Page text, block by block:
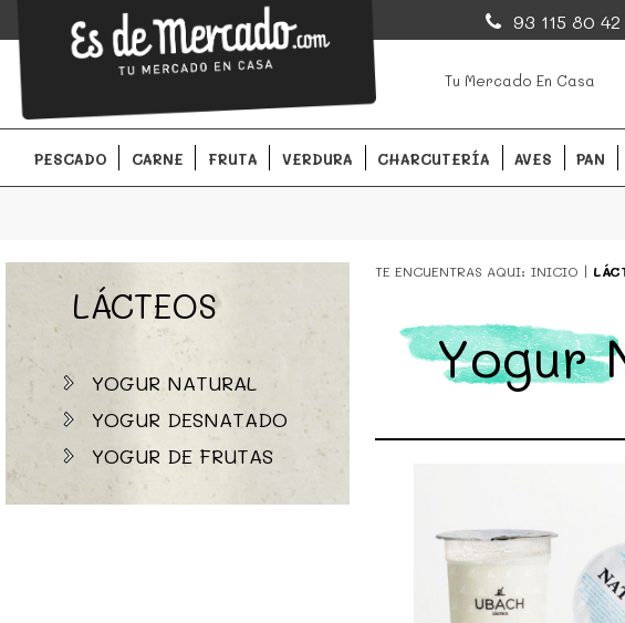
EsDeMercado.com
EsDeMercado.comte lleva a casa los mejores productos de los mejores
Barcelona y de productores locales.
93 115 80 42
Tu Mercado En Casa
PESCADO CARNE FRUTA VERDURA CHARCUTERÍA AVES PAN
LÁCTEOS
YOGUR NATURAL
YOGUR DESNATADO
YOGUR DE FRUTAS
TE ENCUENTRAS AQUI: INICIO
Yogur